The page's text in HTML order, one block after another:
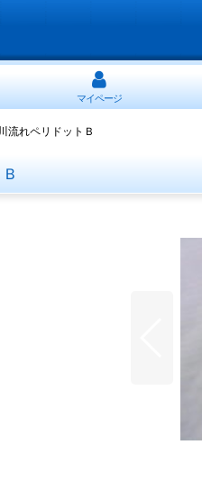
マイページ
流れペリドットＢ